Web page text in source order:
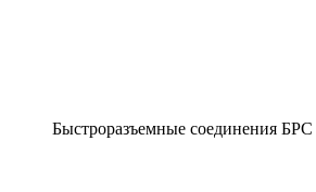
Быстроразъемные соединения БРС